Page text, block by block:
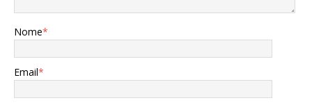
Nome*
Email*